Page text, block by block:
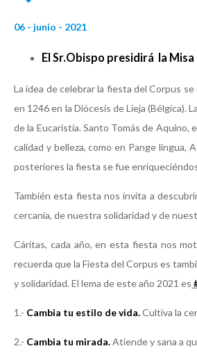
06 - junio - 2021
El Sr.Obispo presidirá la
La idea de celebrar la fiesta del Corpus
en 1246 en la Diócesis de Lieja (Bélgica).
de la Eucaristía. Santo Tomás de
calidad y belleza, como en Pange
posteriores la fiesta se fue
También esta fiesta nos invita a
cercanía, de nuestra solidaridad y de
Cáritas, cada año, en esta fiesta nos
recuerda que la Fiesta del Corpus es
y solidaridad. El lema de este año 2021 es
1.- Cambia tu estilo de vida.Cultiva la
2.- Cambia tu mirada.Atiende y sana a